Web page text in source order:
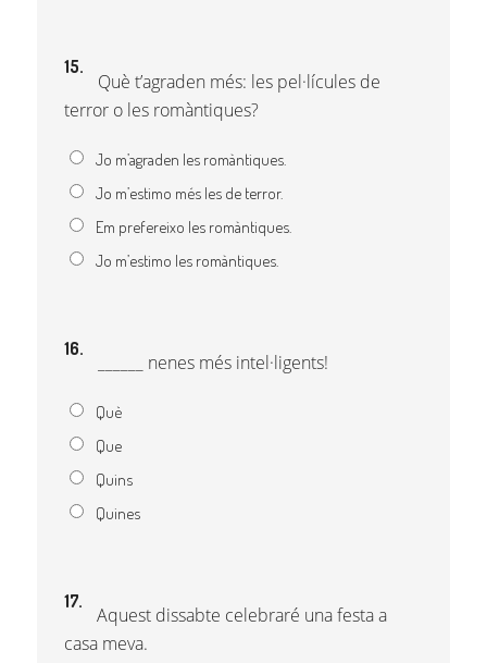
15.
Què t’agraden més: les pel·lícules de
terror o les romàntiques?
Jo m’agraden les romàntiques.
Jo m’estimo més les de terror.
Em prefereixo les romàntiques.
Jo m’estimo les romàntiques.
16.
______ nenes més intel·ligents!
Què
Que
Quins
Quines
17.
Aquest dissabte celebraré una festa a
casa meva.